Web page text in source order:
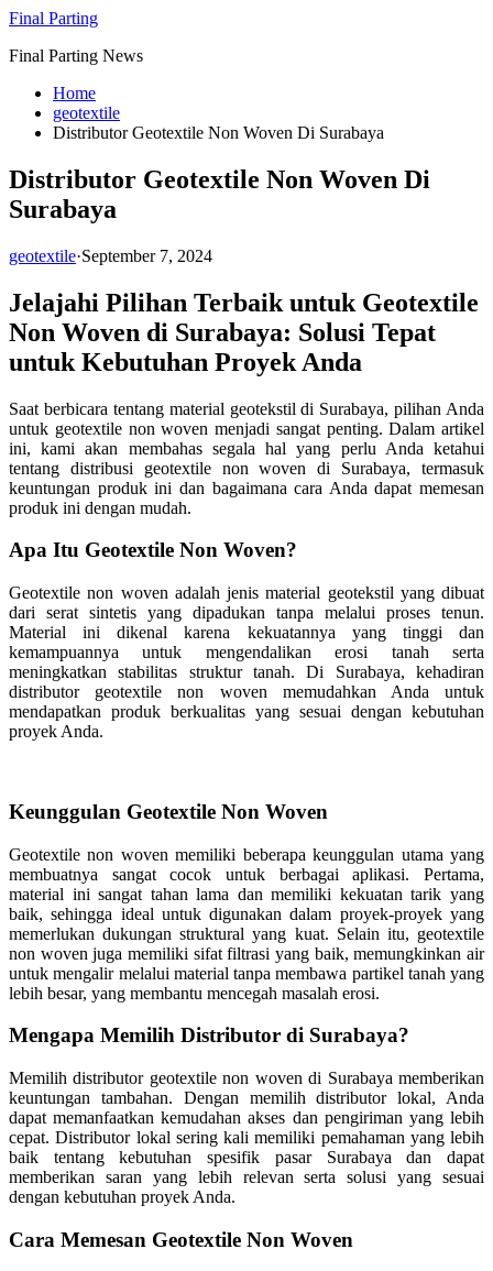
Skip
content
Final Parting
Final Parting News
Home
geotextile
Distributor Geotextile Non Woven Di Surabaya
Distributor Geotextile Non Woven Di
Surabaya
geotextile·September 7, 2024
Jelajahi Pilihan Terbaik untuk Geotextile
Non Woven di Surabaya: Solusi Tepat
untuk Kebutuhan Proyek Anda
Saat berbicara tentang material geotekstil di Surabaya, pilihan Anda
untuk geotextile non woven menjadi sangat penting. Dalam artikel
ini, kami akan membahas segala hal yang perlu Anda ketahui
tentang distribusi geotextile non woven di Surabaya, termasuk
keuntungan produk ini dan bagaimana cara Anda dapat memesan
produk ini dengan mudah.
Apa Itu Geotextile Non Woven?
Geotextile non woven adalah jenis material geotekstil yang dibuat
dari serat sintetis yang dipadukan tanpa melalui proses tenun.
Material ini dikenal karena kekuatannya yang tinggi dan
kemampuannya untuk mengendalikan erosi tanah serta
meningkatkan stabilitas struktur tanah. Di Surabaya, kehadiran
distributor geotextile non woven memudahkan Anda untuk
mendapatkan produk berkualitas yang sesuai dengan kebutuhan
proyek Anda.
Keunggulan Geotextile Non Woven
Geotextile non woven memiliki beberapa keunggulan utama yang
membuatnya sangat cocok untuk berbagai aplikasi. Pertama,
material ini sangat tahan lama dan memiliki kekuatan tarik yang
baik, sehingga ideal untuk digunakan dalam proyek-proyek yang
memerlukan dukungan struktural yang kuat. Selain itu, geotextile
non woven juga memiliki sifat filtrasi yang baik, memungkinkan air
untuk mengalir melalui material tanpa membawa partikel tanah yang
lebih besar, yang membantu mencegah masalah erosi.
Mengapa Memilih Distributor di Surabaya?
Memilih distributor geotextile non woven di Surabaya memberikan
keuntungan tambahan. Dengan memilih distributor lokal, Anda
dapat memanfaatkan kemudahan akses dan pengiriman yang lebih
cepat. Distributor lokal sering kali memiliki pemahaman yang lebih
baik tentang kebutuhan spesifik pasar Surabaya dan dapat
memberikan saran yang lebih relevan serta solusi yang sesuai
dengan kebutuhan proyek Anda.
Cara Memesan Geotextile Non Woven